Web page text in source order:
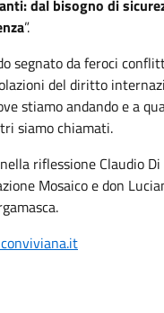
dal bisogno di
”.
segnato da feroci
del diritto
stiamo andando e a
siamo chiamati.
riflessione Claudio Di
Mosaico e don